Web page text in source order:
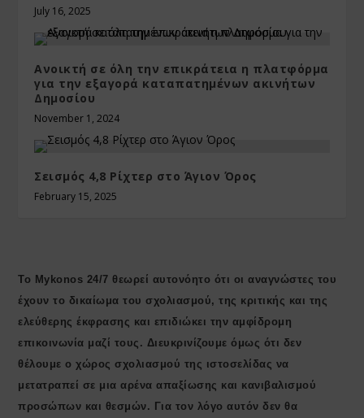
July 16, 2025
Ανοικτή σε όλη την επικράτεια η πλατφόρμα
για την εξαγορά καταπατημένων ακινήτων
Δημοσίου
November 1, 2024
Σεισμός 4,8 Ρίχτερ στο Άγιον Όρος
February 15, 2025
Το Mykonos 24/7 θεωρεί αυτονόητο ότι οι αναγνώστες του
έχουν το δικαίωμα του σχολιασμού, της κριτικής και της
ελεύθερης έκφρασης και επιδιώκει την αμφίδρομη
επικοινωνία μαζί τους. Διευκρινίζουμε όμως ότι δεν
θέλουμε ο χώρος σχολιασμού της ιστοσελίδας να
μετατραπεί σε μια αρένα απαξίωσης και κανιβαλισμού
προσώπων και θεσμών. Για τον λόγο αυτόν δεν θα